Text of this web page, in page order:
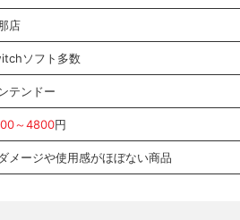
店
ソフト多数
テンドー
～4800円
メージや使用感がほぼない商品